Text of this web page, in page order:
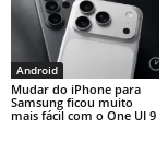
Android
Mudar do iPhone para
Samsung ficou muito
mais fácil com o One UI 9